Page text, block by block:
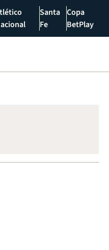
Santa
Fe
Copa
BetPlay